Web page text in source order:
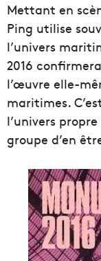
Mettant en
Ping utilise
l’univers
2016
l’œuvre elle-
maritimes.
l’univers
groupe d’en